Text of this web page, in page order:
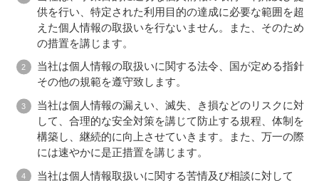
供を行い、特定された利用目的の達成に必要な範囲を超
えた個人情報の取扱いを行ないません。また、そのため
の措置を講じます。
当社は個人情報の取扱いに関する法令、国が定める指針
その他の規範を遵守致します。
当社は個人情報の漏えい、滅失、き損などのリスクに対
して、合理的な安全対策を講じて防止する規程、体制を
構築し、継続的に向上させていきます。また、万一の際
には速やかに是正措置を講じます。
当社は個人情報取扱いに関する苦情及び相談に対して